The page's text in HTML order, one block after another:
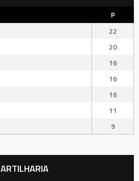
P
22
20
16
16
16
11
9
ARTILHARIA